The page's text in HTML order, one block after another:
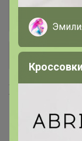
Хиты